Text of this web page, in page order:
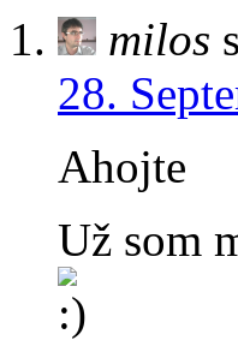
milos
28.
Ahojte
Už som